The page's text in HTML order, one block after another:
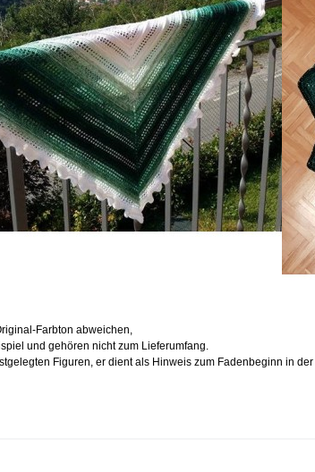
Farbton abweichen,
und gehören nicht zum Lieferumfang.
Figuren, er dient als Hinweis zum Fadenbeginn in